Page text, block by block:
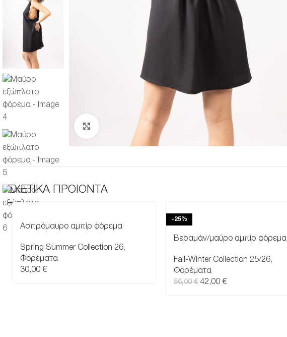
Μεγέθυνση
ΣΧΕΤΙΚΑ ΠΡΟΙΟΝΤΑ
Ασπρόμαυρο αμπίρ φόρεμα
Spring Summer Collection 26,
Φορέματα
30,00 €
-25%
Βεραμάν/μαύρο αμπίρ φόρεμα
Fall-Winter Collection 25/26,
Φορέματα
56,00€ 42,00 €